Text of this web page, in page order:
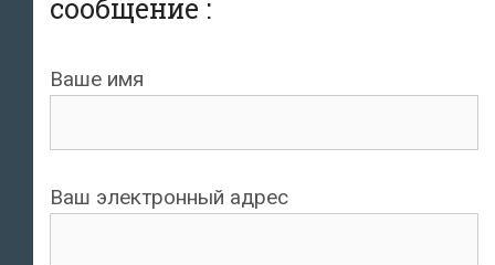
сообщение :
Ваше имя
Ваш электронный адрес